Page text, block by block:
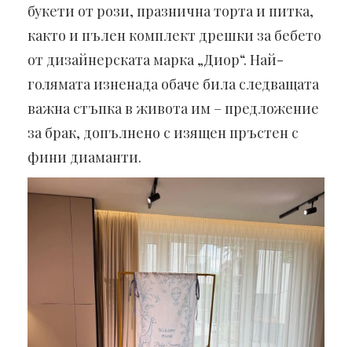
букети от рози, празнична торта и питка,
както и пълен комплект дрешки за бебето
от дизайнерската марка „Диор“. Най-
голямата изненада обаче била следващата
важна стъпка в живота им – предложение
за брак, допълнено с изящен пръстен с
фини диаманти.